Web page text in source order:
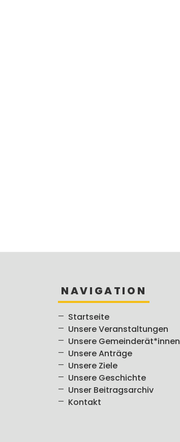
NAVIGATION
Startseite
Unsere Veranstaltungen
Unsere Gemeinderät*innen
Unsere Anträge
Unsere Ziele
Unsere Geschichte
Unser Beitragsarchiv
Kontakt